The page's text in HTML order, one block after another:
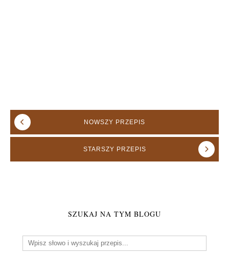
NOWSZY PRZEPIS
STARSZY PRZEPIS
SZUKAJ NA TYM BLOGU